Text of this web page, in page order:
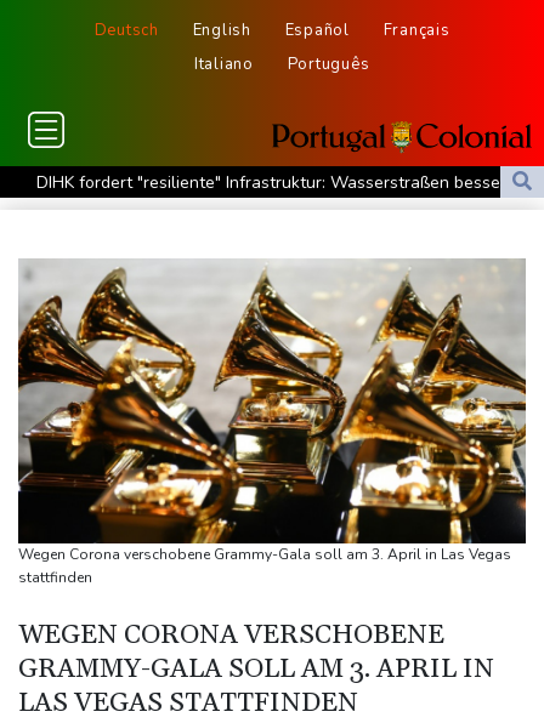
Deutsch English Español
Français
Italiano
Português
DIHK fordert "resiliente" Infrastruktur: Wasserstraßen besser an
Niedrigwasser anpassen
Vier deutsche, neun neue: Teammanager-Rekorde in England
Trump-Hubschrauber über Washington womöglich
Passagierflugzeug zu nahe gekommen
Niedrigwasser: Industrie- und Schifffahrtsverbände fordern
konkrete Schritte
Extremes Niedrigwasser: Verkehrsminister Bilger lädt zu
Spitzentreffen in Bonn
Bundesgerichtshof urteilt über Mann wegen Kriegsverbrechen in
syrischem Bürgerkrieg
Demonstration in München
Vorwurf der Preisabsprache: Drei US-Produzenten müssen 53
Millionen Eier spenden
Wegen Corona verschobene Grammy-Gala soll am 3. April in Las Vegas
stattfinden
WEGEN CORONA VERSCHOBENE
GRAMMY-GALA SOLL AM 3. APRIL IN
LAS VEGAS STATTFINDEN